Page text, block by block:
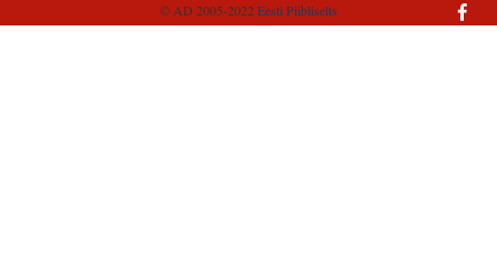
© AD 2005-2022Eesti Piibliselts